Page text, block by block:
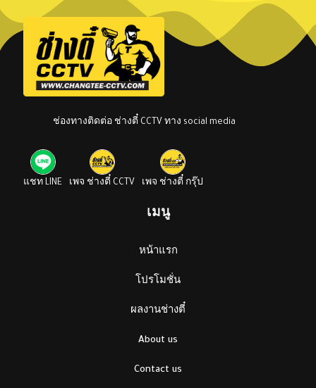
ช่องทางติดต่อ ช่างตี๋ CCTV ทาง social media
แชท LINE เพจ ช่างตี๋ CCTV เพจ ช่างตี๋ กรุ๊ป
เมนู
หน้าแรก
โปรโมชั่น
ผลงานช่างตี๋
About us
Contact us